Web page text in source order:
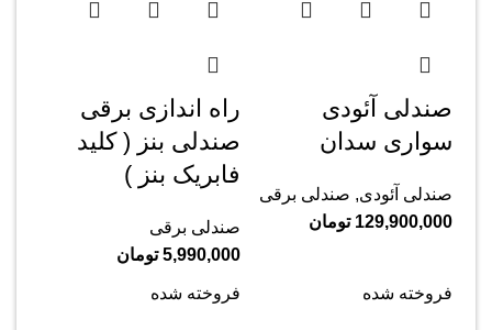
صندلی آئودی
سواری سدان
صندلی آئودی, صندلی برقی
129,900,000 تومان
راه اندازی برقی
صندلی بنز ( کلید
فابریک بنز )
صندلی برقی
5,990,000 تومان
فروخته شده فروخته شده